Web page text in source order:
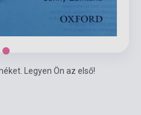
Legyen Ön az első!